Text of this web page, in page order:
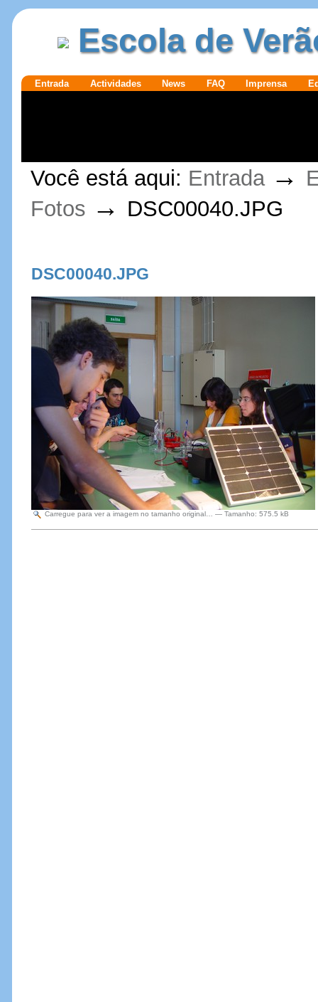
Ir para o
Escola de
SecçõesEntrada Actividades News FAQ Imprensa
Pessoais
Você está aqui: Entrada →
Fotos → DSC00040.JPG
DSC00040.JPG
Carregue para ver a imagem no tamanho original… — Tamanho: 575.5 kB